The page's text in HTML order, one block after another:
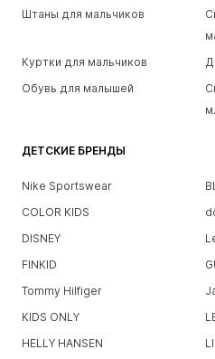
Штаны для мальчиков
Куртки для мальчиков
Обувь для малышей
ДЕТСКИЕ БРЕНДЫ
Nike Sportswear
COLOR KIDS
DISNEY
FINKID
Tommy Hilfiger
KIDS ONLY
HELLY HANSEN